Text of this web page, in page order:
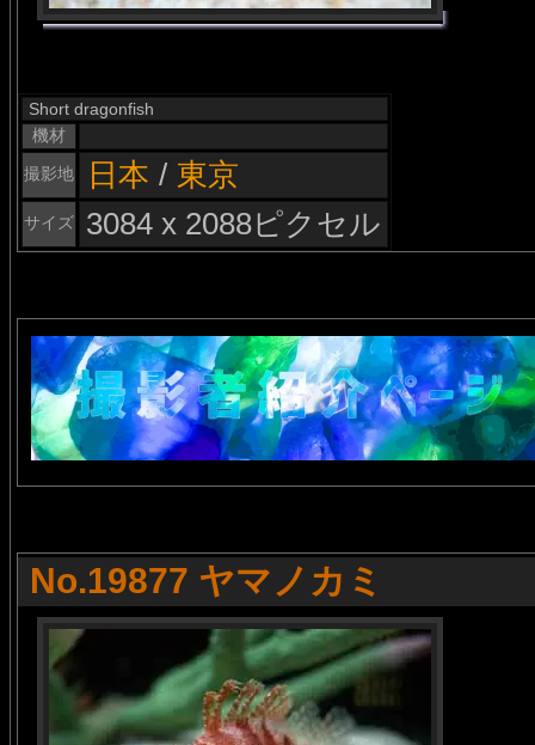
Short dragonfish
機材
撮影地
日本 / 東京
サイズ 3084 x 2088ピクセル
No.19877 ヤマノカミ